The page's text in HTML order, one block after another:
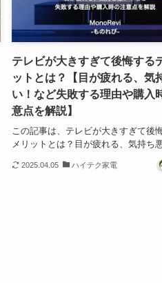
テレビが大きすぎて後悔する
ットとは？【目が疲れる、気
い！など失敗する理由や購入
意点を解説】
この記事は、テレビが大きすぎて後
メリットとは？目が疲れる、気持ち
2025.04.05 ハイテク家電